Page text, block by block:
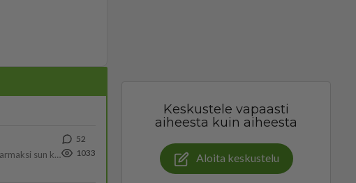
Olen säälittävä, mitä tulee sinun kohtaamiseen. Tunnen vaan itseni todella epävarmaksi sun kanssa. Jos minun olisi pitän
52
1033
Keskustele vapaasti
aiheesta kuin aiheesta
Aloita keskustelu